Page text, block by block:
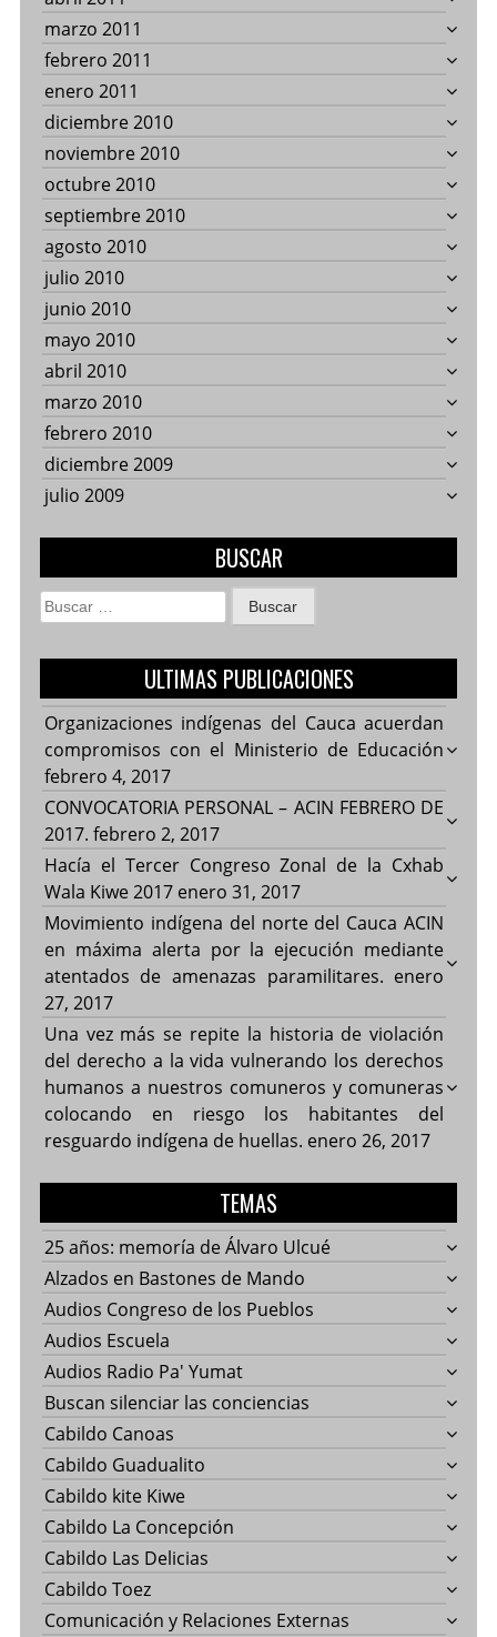
marzo 2011
febrero 2011
enero 2011
diciembre 2010
noviembre 2010
octubre 2010
septiembre 2010
agosto 2010
julio 2010
junio 2010
mayo 2010
abril 2010
marzo 2010
febrero 2010
diciembre 2009
julio 2009
BUSCAR
Buscar:
ULTIMAS PUBLICACIONES
Organizaciones indígenas del Cauca acuerdan
compromisos con el Ministerio de Educación
febrero 4, 2017
CONVOCATORIA PERSONAL – ACIN FEBRERO DE
2017. febrero 2, 2017
Hacía el Tercer Congreso Zonal de la Cxhab
Wala Kiwe 2017 enero 31, 2017
Movimiento indígena del norte del Cauca ACIN
en máxima alerta por la ejecución mediante
atentados de amenazas paramilitares. enero
27, 2017
Una vez más se repite la historia de violación
del derecho a la vida vulnerando los derechos
humanos a nuestros comuneros y comuneras
colocando en riesgo los habitantes del
resguardo indígena de huellas. enero 26, 2017
TEMAS
25 años: memoría de Álvaro Ulcué
Alzados en Bastones de Mando
Audios Congreso de los Pueblos
Audios Escuela
Audios Radio Pa' Yumat
Buscan silenciar las conciencias
Cabildo Canoas
Cabildo Guadualito
Cabildo kite Kiwe
Cabildo La Concepción
Cabildo Las Delicias
Cabildo Toez
Comunicación y Relaciones Externas